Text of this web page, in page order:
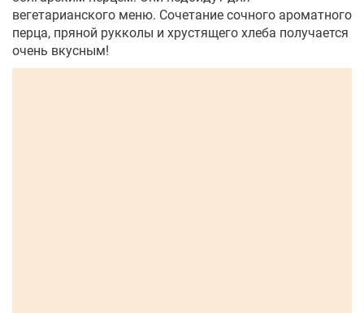
вегетарианского меню. Сочетание сочного ароматного
перца, пряной рукколы и хрустящего хлеба получается
очень вкусным!